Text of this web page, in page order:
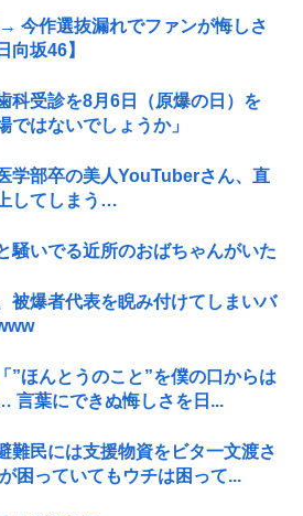
今作選抜漏れでファンが悔しさ
向坂46】
科受診を8月6日（原爆の日）を
ではないでしょうか」
学部卒の美人YouTuberさん、直
してしまう…
騒いでる近所のおばちゃんがいた
被爆者代表を睨み付けてしまいバ
”ほんとうのこと”を僕の口からは
言葉にできぬ悔しさを日...
難民には支援物資をビタ一文渡さ
困っていてもウチは困って...